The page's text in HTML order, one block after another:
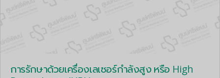
การรักษาด้วยเครื่องเลเซอร์กำลังสูง หรือ High